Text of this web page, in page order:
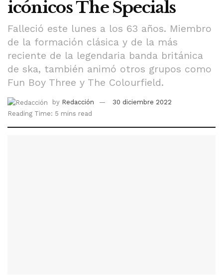
icónicos The Specials
Falleció este lunes a los 63 años. Miembro
de la formación clásica y de la más
reciente de la legendaria banda británica
de ska, también animó otros grupos como
Fun Boy Three y The Colourfield.
by Redacción
30 diciembre 2022
Reading Time: 5 mins read